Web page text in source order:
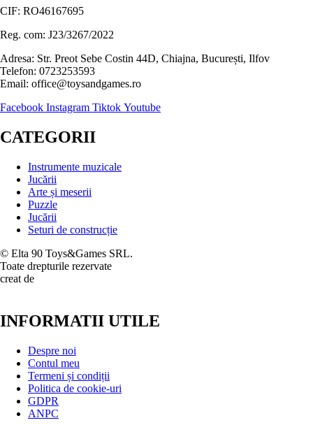
CIF: RO46167695
Reg. com: J23/3267/2022
Adresa: Str. Preot Sebe Costin 44D, Chiajna, București, Ilfov
Telefon: 0723253593
Email: office@toysandgames.ro
Facebook Instagram Tiktok Youtube
CATEGORII
Instrumente muzicale
Jucării
Arte și meserii
Puzzle
Jucării
Seturi de construcție
© Elta 90 Toys&Games SRL.
Toate drepturile rezervate
creat de
INFORMATII UTILE
Despre noi
Contul meu
Termeni și condiții
Politica de cookie-uri
GDPR
ANPC